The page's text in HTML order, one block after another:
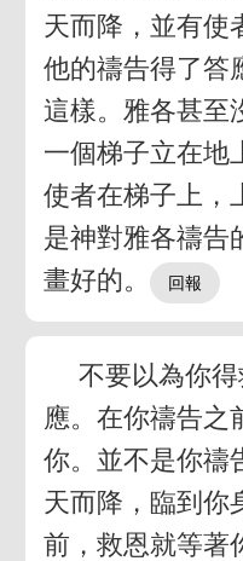
天而降，並有使
他的禱告得了答
這樣。雅各甚至
一個梯子立在地
使者在梯子上，
是神對雅各禱告
畫好的。
不要以為你
應。在你禱告之
你。並不是你禱
天而降，臨到你
前，救恩就等著